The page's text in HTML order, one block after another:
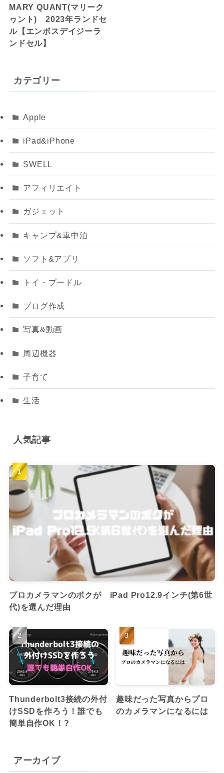
MARY QUANT(マリーク
ヮント) 2023年ランドセ
ル【エンボスデイジーラ
ンドセル】
カテゴリー
Apple
iPad&iPhone
SWELL
アフィリエイト
ガジェット
キャンプ&車中泊
ソフト&アプリ
トイ・プードル
ブログ作成
写真&動画
周辺機器
子育て
生活
人気記事
プロカメラマンのボクが iPad Pro12.9インチ(第6世
代)を選んだ理由
Thunderbolt3接続の外付
けSSDを作ろう！誰でも
簡単自作OK！?
趣味だった写真からプロ
のカメラマンになるには
アーカイブ